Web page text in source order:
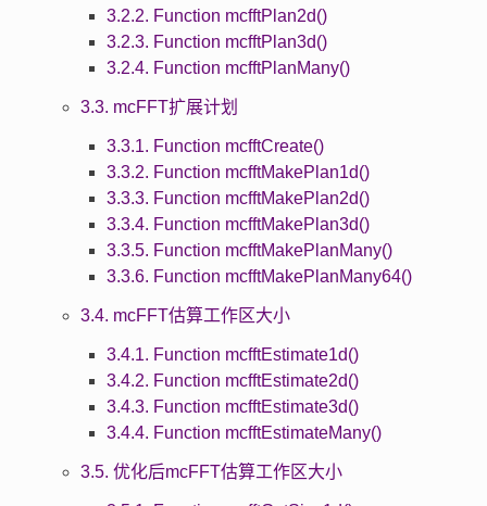
3.2.2. Function mcfftPlan2d()
3.2.3. Function mcfftPlan3d()
3.2.4. Function mcfftPlanMany()
3.3. mcFFT扩展计划
3.3.1. Function mcfftCreate()
3.3.2. Function mcfftMakePlan1d()
3.3.3. Function mcfftMakePlan2d()
3.3.4. Function mcfftMakePlan3d()
3.3.5. Function mcfftMakePlanMany()
3.3.6. Function mcfftMakePlanMany64()
3.4. mcFFT估算工作区大小
3.4.1. Function mcfftEstimate1d()
3.4.2. Function mcfftEstimate2d()
3.4.3. Function mcfftEstimate3d()
3.4.4. Function mcfftEstimateMany()
3.5. 优化后mcFFT估算工作区大小